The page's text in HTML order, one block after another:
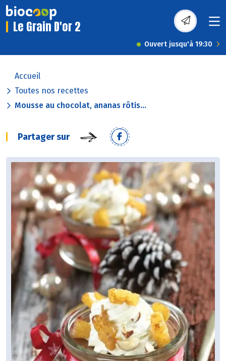
Le Grain D'or 2
Ouvert jusqu'à 19:30
Accueil
Toutes nos recettes
Mousse au chocolat, ananas rôtis...
Partager sur